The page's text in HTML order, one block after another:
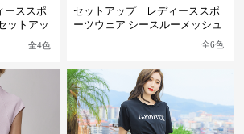
ーススポ
ットアッ
全4色
セットアップ レディーススポ
ーツウェア シースルーメッシュ
全6色